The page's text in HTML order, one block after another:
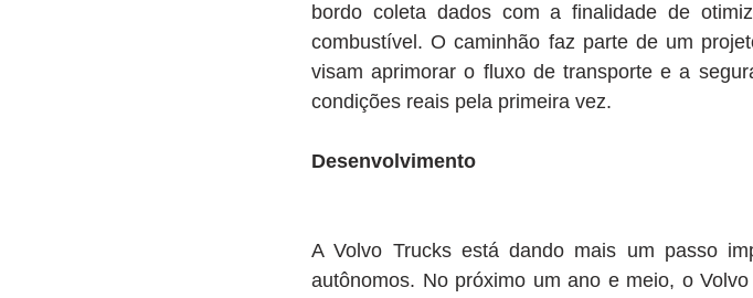
bordo coleta dados com a finalidade de
combustível. O caminhão faz parte de um
visam aprimorar o fluxo de transporte e a
condições reais pela primeira vez.
Desenvolvimento
A Volvo Trucks está dando mais um passo
autônomos. No próximo um ano e meio, o